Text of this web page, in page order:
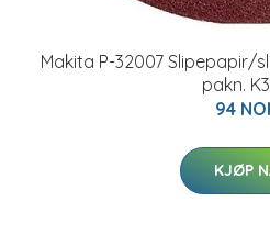
Makita P-32007 Slipepapir/
pakn.
94
KJØP